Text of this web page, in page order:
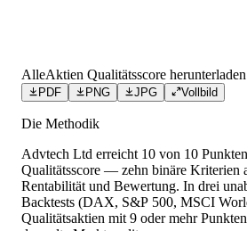
AlleAktien Qualitätsscore herunterladen
PDF PNG JPG Vollbild
Die Methodik
Advtech Ltd erreicht 10 von 10 Punkten
Qualitätsscore — zehn binäre Kriterien
Rentabilität und Bewertung. In drei
Backtests (DAX, S&P 500, MSCI
Qualitätsaktien mit 9 oder mehr